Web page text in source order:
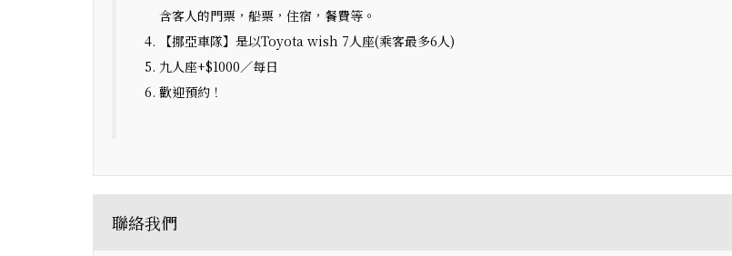
含客人的門票，船票，住宿，餐費等。
【挪亞車隊】是以Toyota wish 7人座(乘客最多6人)
九人座+$1000／每日
歡迎預約！
聯絡我們